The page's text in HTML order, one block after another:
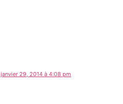
janvier 29, 2014 à 4:08 pm